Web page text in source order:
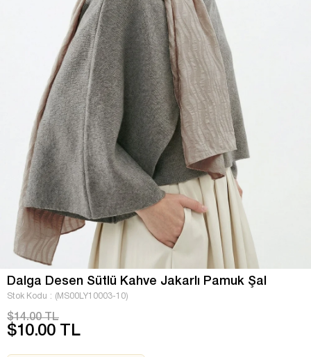
Dalga Desen Sütlü Kahve Jakarlı Pamuk Şal
Stok Kodu (MS00LY10003-10)
$14.00 TL
$10.00 TL